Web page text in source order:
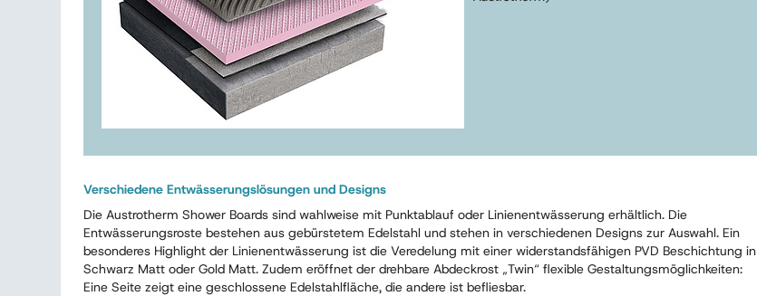
Verschiedene Entwässerungslösungen und Designs
Die Austrotherm Shower Boards sind wahlweise mit Punktablauf oder Linienentwässerung erhältlich. Die
Entwässerungsroste bestehen aus gebürstetem Edelstahl und stehen in verschiedenen Designs zur Auswahl. Ein
besonderes Highlight der Linienentwässerung ist die Veredelung mit einer widerstandsfähigen PVD Beschichtung in
Schwarz Matt oder Gold Matt. Zudem eröffnet der drehbare Abdeckrost „Twin“ flexible Gestaltungsmöglichkeiten:
Eine Seite zeigt eine geschlossene Edelstahlfläche, die andere ist befliesbar.